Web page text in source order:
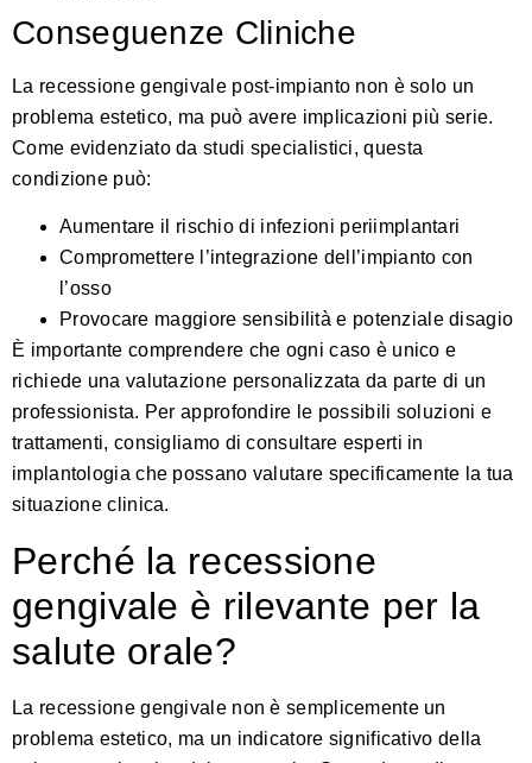
Conseguenze Cliniche
La recessione gengivale post-impianto non è solo un
problema estetico, ma può avere implicazioni più serie.
Come evidenziato da studi specialistici, questa
condizione può:
Aumentare il rischio di infezioni periimplantari
Compromettere l’integrazione dell’impianto con
l’osso
Provocare maggiore sensibilità e potenziale disagio
È importante comprendere che ogni caso è unico e
richiede una valutazione personalizzata da parte di un
professionista. Perapprofondire le possibili soluzioni e
trattamenti, consigliamo di consultare esperti in
implantologia che possano valutare specificamente la tua
situazione clinica.
Perché la recessione
gengivale è rilevante per la
salute orale?
La recessione gengivale non è semplicemente un
problema estetico, ma un indicatore significativo della